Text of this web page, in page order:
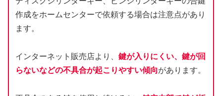
作成をホームセンターで依頼する場合は注意点があり
ます。
インターネット販売店より、 鍵が入りにくい、鍵が回
らないなどの不具合が起こりやすい傾向があります。